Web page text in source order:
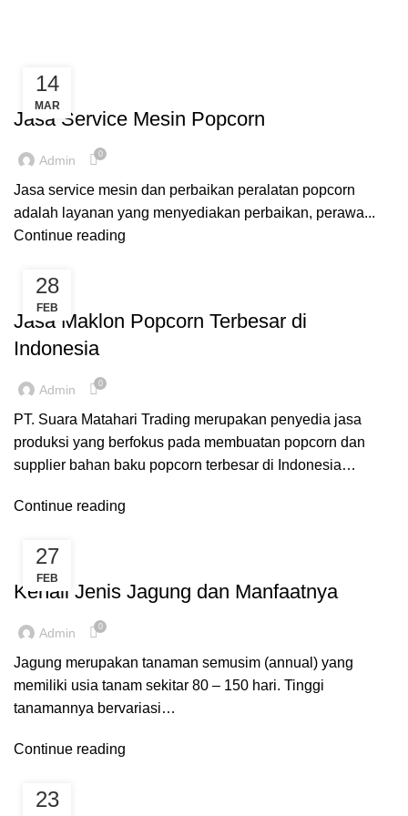
14
MAR
BLOG
Jasa Service Mesin Popcorn
Admin 0
Jasa service mesin dan perbaikan peralatan popcorn
adalah layanan yang menyediakan perbaikan, perawa...
Continue reading
28
FEB
BLOG
Jasa Maklon Popcorn Terbesar di
Indonesia
Admin 0
PT. Suara Matahari Trading merupakan penyedia jasa
produksi yang berfokus pada membuatan popcorn dan
supplier bahan baku popcorn terbesar di Indonesia…
Continue reading
27
FEB
BLOG
Kenali Jenis Jagung dan Manfaatnya
Admin 0
Jagung merupakan tanaman semusim (annual) yang
memiliki usia tanam sekitar 80 – 150 hari. Tinggi
tanamannya bervariasi…
Continue reading
23
KARIR